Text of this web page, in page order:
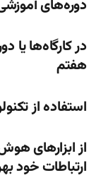
دوره‌های
در کارگاه‌ها
هفتم
استفاده از
از ابزارهای
ارتباطات خود